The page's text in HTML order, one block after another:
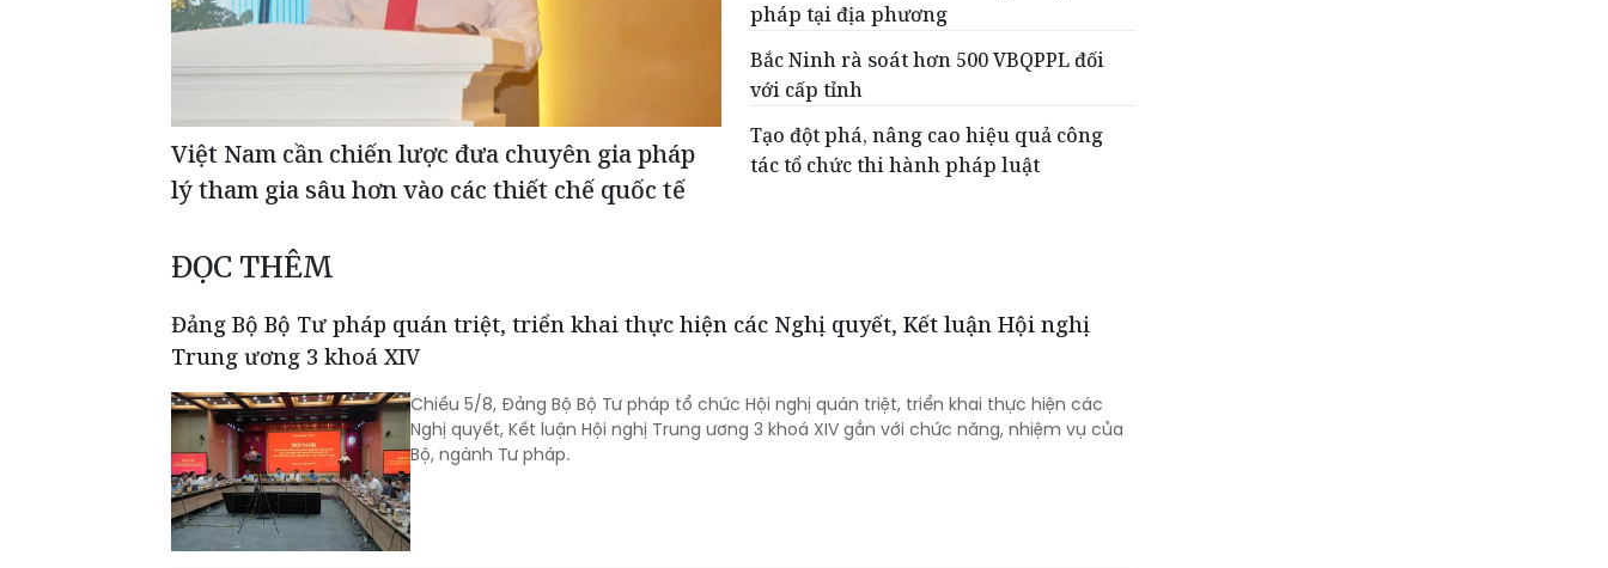
Việt Nam cần chiến lược đưa chuyên gia pháp
lý tham gia sâu hơn vào các thiết chế quốc tế
pháp tại địa phương
Bắc Ninh rà soát hơn 500 VBQPPL đối
với cấp tỉnh
Tạo đột phá, nâng cao hiệu quả công
tác tổ chức thi hành pháp luật
ĐỌC THÊM
Đảng Bộ Bộ Tư pháp quán triệt, triển khai thực hiện các Nghị quyết, Kết luận Hội nghị
Trung ương 3 khoá XIV
Chiều 5/8, Đảng Bộ Bộ Tư pháp tổ chức Hội nghị quán triệt, triển khai thực hiện các
Nghị quyết, Kết luận Hội nghị Trung ương 3 khoá XIV gắn với chức năng, nhiệm vụ của
Bộ, ngành Tư pháp.